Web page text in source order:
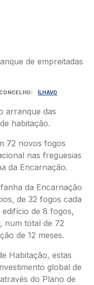
CONCELHO ÍLHAVO
arranque das
habitação.
72 novos fogos
nas freguesias
da Encarnação.
da Encarnação
de 32 fogos cada
de 8 fogos,
num total de 72
de 12 meses.
Habitação, estas
global de
do Plano de